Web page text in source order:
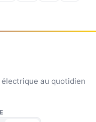
au quotidien